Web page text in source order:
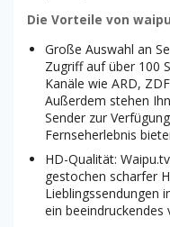
Die Vorteile von
Große Auswahl an
Zugriff auf über 100
Kanäle wie ARD,
Außerdem stehen
Sender zur
Fernseherlebnis
HD-Qualität:
gestochen scharfer
Lieblingssendungen
ein beeindruckendes